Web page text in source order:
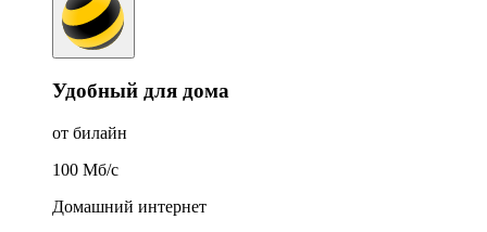
Удобный для дома
от билайн
100 Мб/c
Домашний интернет